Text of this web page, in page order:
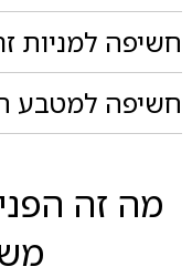
חשיפה למניות
חשיפה למטבע
מה זה